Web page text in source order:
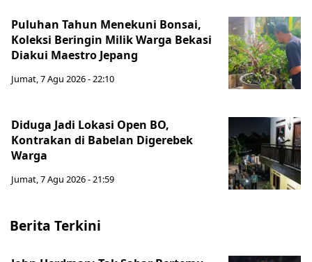
Puluhan Tahun Menekuni Bonsai,
Koleksi Beringin Milik Warga Bekasi
Diakui Maestro Jepang
Jumat, 7 Agu 2026 - 22:10
Diduga Jadi Lokasi Open BO,
Kontrakan di Babelan Digerebek
Warga
Jumat, 7 Agu 2026 - 21:59
Berita Terkini